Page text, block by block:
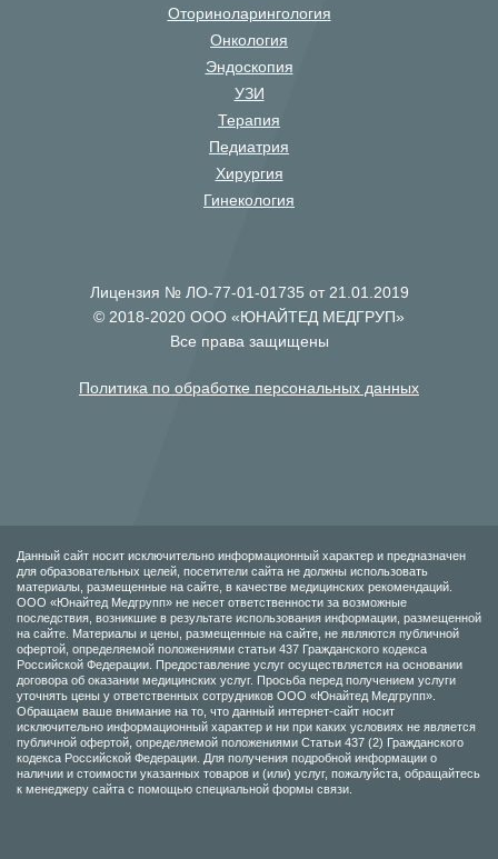
Оториноларингология
Онкология
Эндоскопия
УЗИ
Терапия
Педиатрия
Хирургия
Гинекология
Лицензия № ЛО-77-01-01735 от 21.01.2019
© 2018-2020 ООО «ЮНАЙТЕД МЕДГРУП»
Все права защищены
Политика по обработке персональных данных
Данный сайт носит исключительно информационный характер и предназначен
для образовательных целей, посетители сайта не должны использовать
материалы, размещенные на сайте, в качестве медицинских рекомендаций.
ООО «Юнайтед Медгрупп» не несет ответственности за возможные
последствия, возникшие в результате использования информации, размещенной
на сайте. Материалы и цены, размещенные на сайте, не являются публичной
офертой, определяемой положениями статьи 437 Гражданского кодекса
Российской Федерации. Предоставление услуг осуществляется на основании
договора об оказании медицинских услуг. Просьба перед получением услуги
уточнять цены у ответственных сотрудников ООО «Юнайтед Медгрупп».
Обращаем ваше внимание на то, что данный интернет-сайт носит
исключительно информационный характер и ни при каких условиях не является
публичной офертой, определяемой положениями Статьи 437 (2) Гражданского
кодекса Российской Федерации. Для получения подробной информации о
наличии и стоимости указанных товаров и (или) услуг, пожалуйста, обращайтесь
к менеджеру сайта с помощью специальной формы связи.